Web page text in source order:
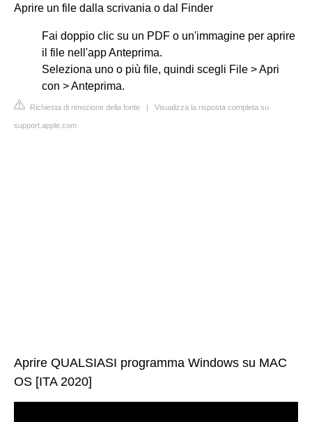
Aprire un file dalla scrivania o dal Finder
Fai doppio clic su un PDF o un'immagine per aprire
il file nell'app Anteprima.
Seleziona uno o più file, quindi scegli File > Apri
con > Anteprima.
Richiesta di rimozione della fonte | Visualizza la risposta completa su
support.apple.com
Aprire QUALSIASI programma Windows su MAC
OS [ITA 2020]